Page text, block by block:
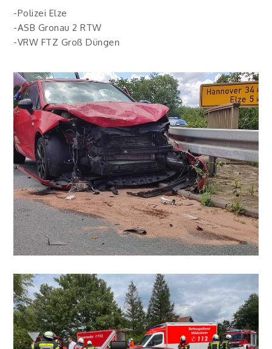
-Polizei Elze
-ASB Gronau 2 RTW
-VRW FTZ Groß Düngen